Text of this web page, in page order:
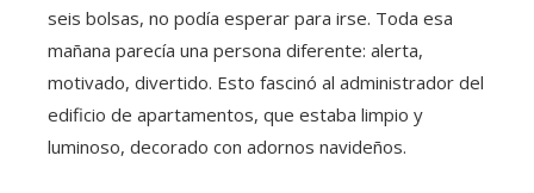
seis bolsas, no podía esperar para irse. Toda esa
mañana parecía una persona diferente: alerta,
motivado, divertido. Esto fascinó al administrador del
edificio de apartamentos, que estaba limpio y
luminoso, decorado con adornos navideños.